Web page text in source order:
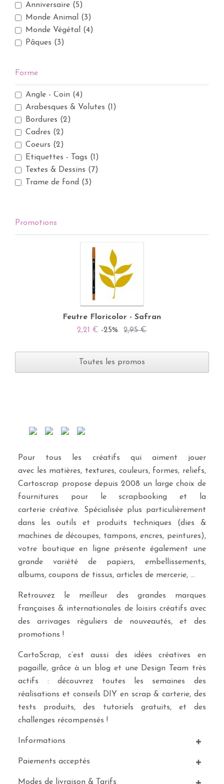
Anniversaire (5)
Monde Animal
(3)
Monde Végétal
(4)
Pâques (3)
Forme
Angle - Coin (4)
Arabesques & Volutes (1)
Bordures (2)
Cadres (2)
Coeurs (2)
Etiquettes - Tags (1)
Textes & Dessins (7)
Trame de fond (3)
Promotions
Feutre Floricolor - Safran
2,21 € -25% 2,95 €
Toutes les promos
Pour tous les créatifs qui aiment jouer
avec les matières, textures, couleurs, formes, reliefs,
Cartoscrap propose depuis 2008 un large choix de
fournitures pour le scrapbooking et la
carterie créative. Spécialisée plus particulièrement
dans les outils et produits techniques (dies &
machines de découpes, tampons, encres, peintures),
votre boutique en ligne présente également une
grande variété de papiers, embellissements,
albums, coupons de tissus, articles de mercerie, …
Retrouvez le meilleur des grandes marques
françaises & internationales de loisirs créatifs avec
des arrivages réguliers de nouveautés, et des
promotions !
CartoScrap, c’est aussi des idées créatives en
pagaille, grâce à un blog et une Design Team très
actifs : découvrez toutes les semaines des
réalisations et conseils DIY en scrap & carterie, des
tests produits, des tutoriels gratuits, et des
challenges récompensés !
Informations
Paiements acceptés
Modes de livraison & Tarifs